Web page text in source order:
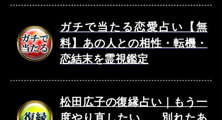
ガチで当たる恋愛占い【無
料】あの人との相性・転機・
恋結末を霊視鑑定
松田広子の復縁占い｜もう一